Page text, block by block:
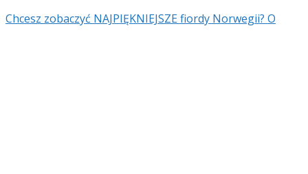
Chcesz zobaczyć NAJPIĘKNIEJSZE fiordy Norwegii? O